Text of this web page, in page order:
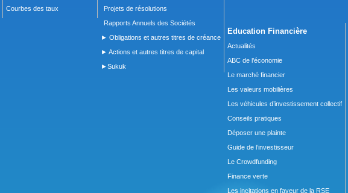
Courbes des taux
Projets de résolutions
Rapports Annuels des Sociétés
► Obligations et autres titres de créance
► Actions et autres titres de capital
►Sukuk
Education Financière
Actualités
ABC de l’économie
Le marché financier
Les valeurs mobilières
Les véhicules d’investissement collectif
Conseils pratiques
Déposer une plainte
Guide de l’investisseur
Le Crowdfunding
Finance verte
Les incitations en faveur de la RSE